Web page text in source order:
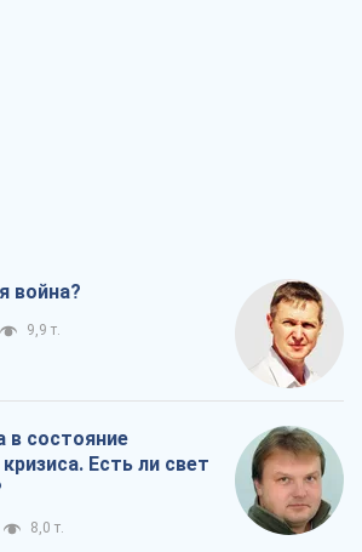
война?
9,9 т.
в состояние
Есть ли свет
8,0 т.